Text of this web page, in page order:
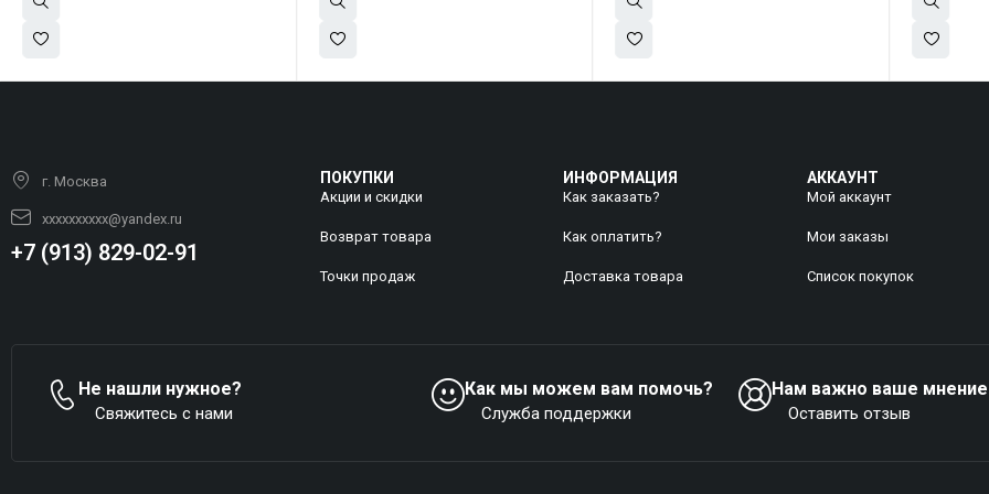
г. Москва
xxxxxxxxxx@yandex.ru
+7 (913) 829-02-91
ПОКУПКИ
Акции и скидки
Возврат товара
Точки продаж
ИНФОРМАЦИЯ
Как заказать?
Как оплатить?
Доставка товара
АККАУНТ
Мой аккаунт
Mои заказы
Список покупок
Не нашли нужное?
Свяжитесь с нами
Как мы можем вам помочь?
Служба поддержки
Нам важно ваше
Оставить отзыв